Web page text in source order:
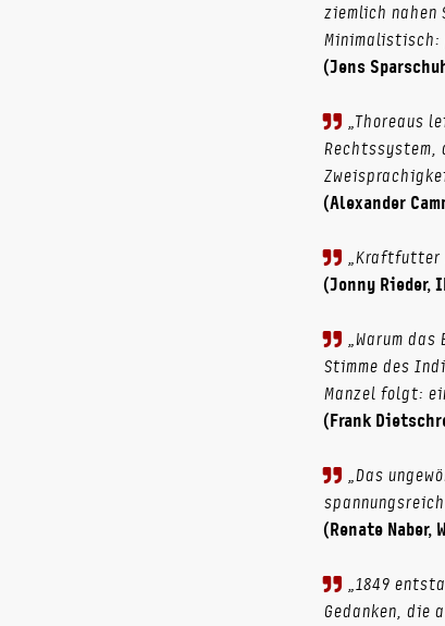
ziemlich nahen
(Jens
„Thoreaus
Rechtssystem,
(Alexander
„Kraftfutter
(Jonny Rieder,
„Warum
Stimme des
Manzel folgt:
(Frank
„Das
(Renate Naber,
„1849
Gedanken, die